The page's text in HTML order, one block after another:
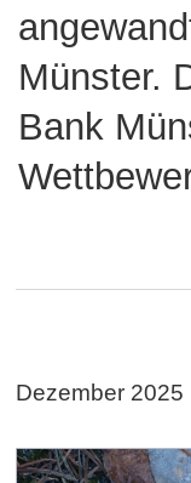
Münster.
Bank
Dezember 2025